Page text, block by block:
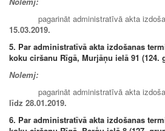
pagarināt administratīvā akta
15.03.2019.
5. Par administratīvā akta izdošanas
koku ciršanu Rīgā, Murjāņu ielā 91 (124.
Nolemj:
pagarināt administratīvā akta
līdz 28.01.2019.
6. Par administratīvā akta izdošanas